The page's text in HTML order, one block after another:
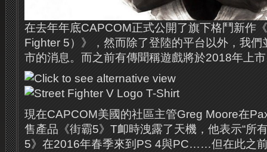
在去年年底CAPCOM正式公開了旗下格鬥新作
Fighter 5）》，然而除了登陸的平台以外，我們
市的消息。而之前有傳聞稱遊戲將於2018年上
現在CAPCOM美國的社區主管Greg Moore在
售產品《街霸5》T卹時洩露了天機，他表示“所
5》在2016年春季來到PS 4與PC……但在此之